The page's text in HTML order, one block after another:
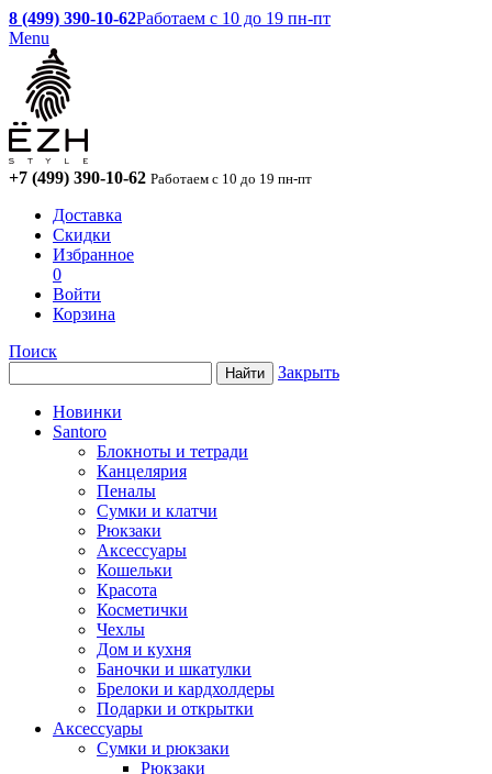
8 (499) 390-10-62Работаем с 10 до 19 пн-пт
Menu
+7 (499) 390-10-62 Работаем с 10 до 19 пн-пт
Доставка
Скидки
Избранное
0
Войти
Корзина
Поиск
Закрыть
Новинки
Santoro
Блокноты и тетради
Канцелярия
Пеналы
Сумки и клатчи
Рюкзаки
Аксессуары
Кошельки
Красота
Косметички
Чехлы
Дом и кухня
Баночки и шкатулки
Брелоки и кардхолдеры
Подарки и открытки
Аксессуары
Сумки и рюкзаки
Рюкзаки